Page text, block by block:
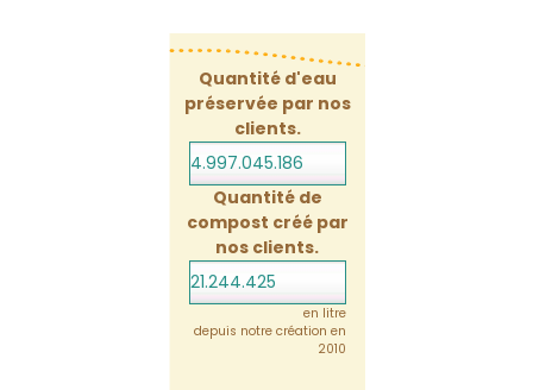
Quantité d'eau
préservée par nos
clients.
4.997.045.186
Quantité de
compost créé par
nos clients.
21.244.425
en litre
depuis notre création en
2010